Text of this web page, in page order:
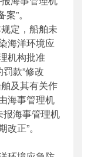
”。
定，船舶未
海洋环境应
机构批准
款”修改
及其有关作
海事管理机
海事管理机
正”。